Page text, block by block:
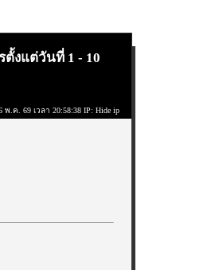
ตั้งแต่วันที่ 1 - 10
พ.ค. 69 เวลา 20:58:38 IP: Hide ip